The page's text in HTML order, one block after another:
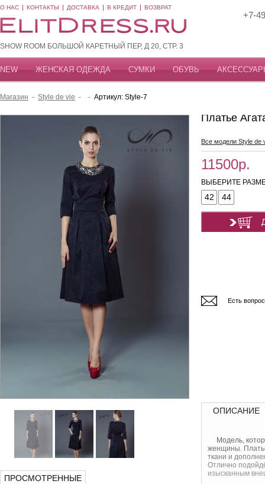
О НАС КОНТАКТЫ ДОСТАВКА В КРЕДИТ ВОЗВРАТ
SHOW ROOM БОЛЬШОЙ КАРЕТНЫЙ ПЕР, Д 20, СТР. 3
+7-
NEW ЖЕНСКАЯ ОДЕЖДА СУМКИ ОБУВЬ
Магазин - Style de vie - - Артикул: Style-7
ПРОСМОТРЕННЫЕ
Платье
Все модели Style de
11500р.
ВЫБЕРИТЕ
42 44
Есть
ОПИСАНИЕ
Модель,
женщины.
ткани и
Отлично
изысканным